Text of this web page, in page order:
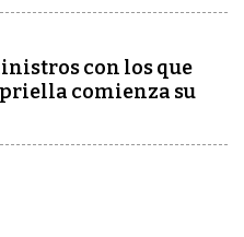
con los que
comienza su